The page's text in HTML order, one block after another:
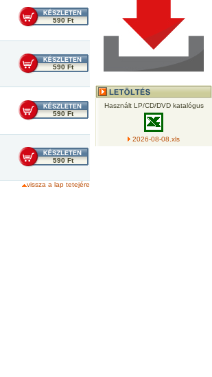
590 Ft
590 Ft
590 Ft
590 Ft
vissza a lap tetejére
Használt LP/CD/DVD katalógus
2026-08-08.xls